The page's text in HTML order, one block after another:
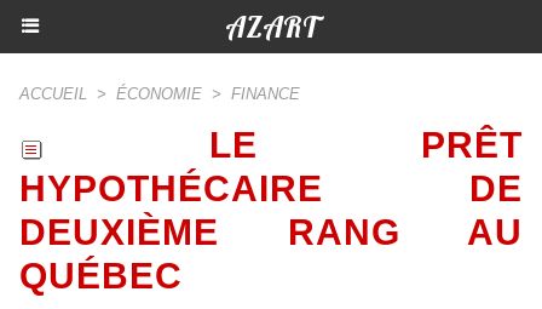
AZART
ACCUEIL > ÉCONOMIE > FINANCE
LE PRÊT
HYPOTHÉCAIRE DE
DEUXIÈME RANG AU
QUÉBEC